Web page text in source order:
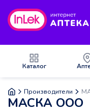
Каталог
Производители
МАСКА ООО